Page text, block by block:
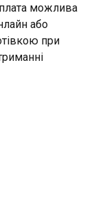
можлива
або
при